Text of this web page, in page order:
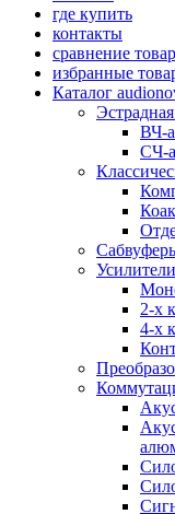
где купить
контакты
сравнение
избранные
Каталог
ВЧ-
СЧ-
Усилители
2-х
4-х